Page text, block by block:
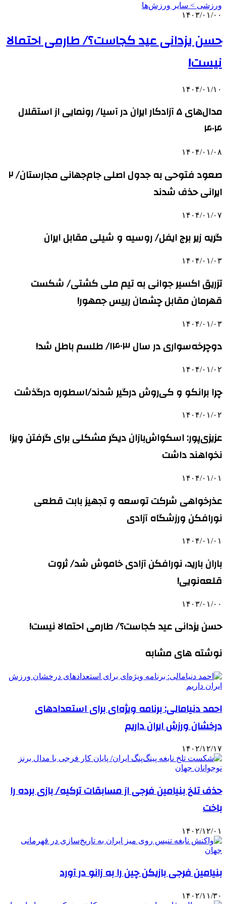
ورزشی > سایر ورزش‌ها
۱۴۰۳/۰۱/۰۰
حسن یزدانی عید کجاست؟/ طارمی احتمالا
نیست!
۱۴۰۴/۰۱/۱۰
مدال‌های ۵ آزادکار ایران در آسیا/ رونمایی از استقلال
۴۰۴
۱۴۰۴/۰۱/۰۸
صعود فتوحی به جدول اصلی جام‌جهانی مجارستان/ ۲
ایرانی حذف شدند
۱۴۰۴/۰۱/۰۷
گریه زیر برج ایفل/ روسیه و شیلی مقابل ایران
۱۴۰۴/۰۱/۰۳
تزریق اکسیر جوانی به تیم ملی کشتی/ شکست
قهرمان مقابل چشمان رییس جمهور!
۱۴۰۴/۰۱/۰۳
دوچرخه‌سواری در سال ۱۴۰۳/ طلسم باطل شد!
۱۴۰۴/۰۱/۰۲
چرا برانکو و کی‌روش درگیر شدند/اسطوره درگذشت
۱۴۰۴/۰۱/۰۲
عزیزی‌پور: اسکواش‌بازان دیگر مشکلی برای گرفتن ویزا
نخواهند داشت
۱۴۰۴/۰۱/۰۱
عذرخواهی شرکت توسعه و تجهیز بابت قطعی
نورافکن ورزشگاه آزادی
۱۴۰۴/۰۱/۰۱
باران بارید، نورافکن آزادی خاموش شد/ ثروت
قلعه‌نویی!
۱۴۰۳/۰۱/۰۰
حسن یزدانی عید کجاست؟/ طارمی احتمالا نیست!
نوشته های مشابه
احمد دنیامالی: برنامه‌ ویژه‌ای برای استعدادهای
درخشان ورزش ایران داریم
۱۴۰۲/۱۲/۱۷
حذف تلخ بنیامین فرجی از مسابقات ترکیه/ بازی برده را
باخت
۱۴۰۲/۱۲/۰۱
بنیامین فرجی بازیکن چین را به زانو در آورد
۱۴۰۲/۱۱/۳۰